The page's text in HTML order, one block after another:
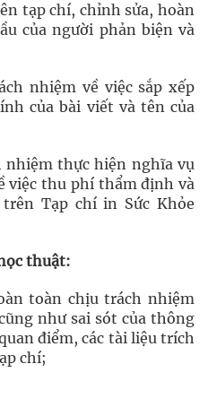
tạp chí, chỉnh sửa, hoàn
của người phản biện và
nhiệm về việc sắp xếp
của bài viết và tên của
nhiệm thực hiện nghĩa vụ
việc thu phí thẩm định và
Tạp chí in Sức Khỏe
thuật:
toàn chịu trách nhiệm
như sai sót của thông
điểm, các tài liệu trích
chí;